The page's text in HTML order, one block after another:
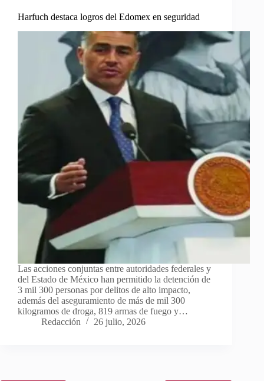
Harfuch destaca logros del Edomex en seguridad
Las acciones conjuntas entre autoridades federales y
del Estado de México han permitido la detención de
3 mil 300 personas por delitos de alto impacto,
además del aseguramiento de más de mil 300
kilogramos de droga, 819 armas de fuego y…
Redacción
26 julio, 2026